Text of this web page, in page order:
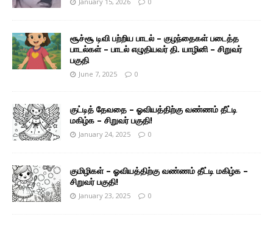
சூச்சூ டிவி பற்றிய பாடல் – குழந்தைகள் படைத்த
பாடல்கள் – பாடல் எழுதியவர் தி. யாழினி – சிறுவர்
பகுதி
June 7, 2025 0
குட்டித் தேவதை – ஓவியத்திற்கு வண்ணம் தீட்டி
மகிழ்க – சிறுவர் பகுதி!
January 24, 2025 0
குமிழிகள் – ஓவியத்திற்கு வண்ணம் தீட்டி மகிழ்க –
சிறுவர் பகுதி!
January 23, 2025 0